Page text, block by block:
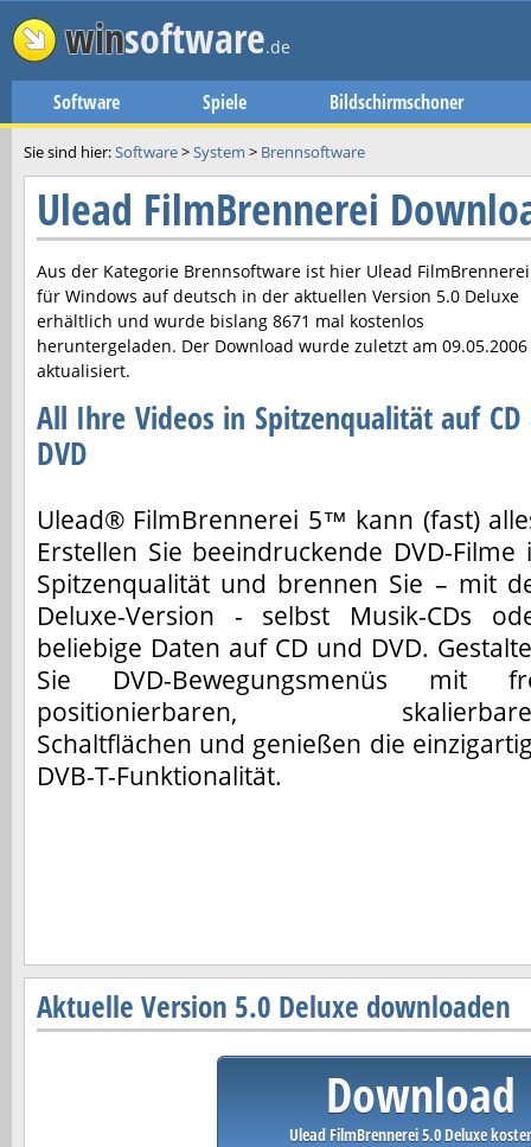
winsoftware.de
Software Spiele Bildschirmschoner
Sie sind hier:Software>System > Brennsoftware
Ulead FilmBrennerei
Aus der Kategorie Brennsoftware ist hier Ulead FilmBrennerei
für Windows auf deutsch in der aktuellen Version 5.0 Deluxe
erhältlich und wurde bislang 8671 mal kostenlos
heruntergeladen. Der Download wurde zuletzt am 09.05.2006
aktualisiert.
All Ihre Videos in Spitzenqualität auf CD
DVD
Ulead® FilmBrennerei 5™ kann (fast)
Erstellen Sie beeindruckende DVD-Filme
Spitzenqualität und brennen Sie – mit
Deluxe-Version - selbst Musik-CDs
beliebige Daten auf CD und DVD.
Sie DVD-Bewegungsmenüs mit
positionierbaren,
Schaltflächen und genießen die
DVB-T-Funktionalität.
Aktuelle Version 5.0 Deluxe downloaden
Download
Ulead FilmBrennerei 5.0 Deluxe